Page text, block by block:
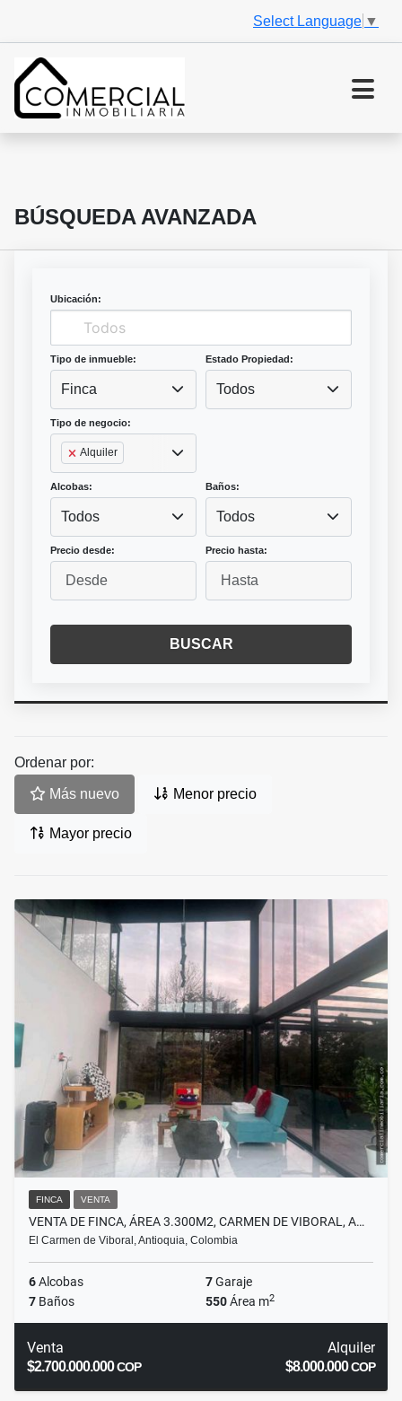
Select Language ▼
BÚSQUEDA AVANZADA
Ubicación:
Tipo de inmueble:
Finca
Estado Propiedad:
Todos
Tipo de negocio:
Alquiler
Alcobas:
Todos
Baños:
Todos
Precio desde: Precio hasta:
BUSCAR
Ordenar por:
Más nuevo Menor precio
Mayor precio
FINCA VENTA
VENTA DE FINCA, ÁREA 3.300M2, CARMEN DE VIBORAL, A…
El Carmen de Viboral, Antioquia, Colombia
6Alcobas 7Garaje
7 Baños 550Área m2
Venta
$2.700.000.000COP
Alquiler
$8.000.000COP